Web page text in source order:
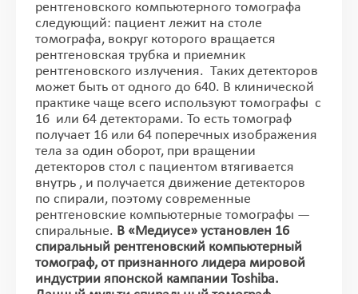
рентгеновского компьютерного томографа
следующий: пациент лежит на столе
томографа, вокруг которого вращается
рентгеновская трубка и приемник
рентгеновского излучения. Таких детекторов
может быть от одного до 640. В клинической
практике чаще всего используют томографы с
16 или 64 детекторами. То есть томограф
получает 16 или 64 поперечных изображения
тела за один оборот, при вращении
детекторов стол с пациентом втягивается
внутрь , и получается движение детекторов
по спирали, поэтому современные
рентгеновские компьютерные томографы —
спиральные. В «Медиусе» установлен 16
спиральный рентгеновский компьютерный
томограф, от признанного лидера мировой
индустрии японской кампании Toshiba.